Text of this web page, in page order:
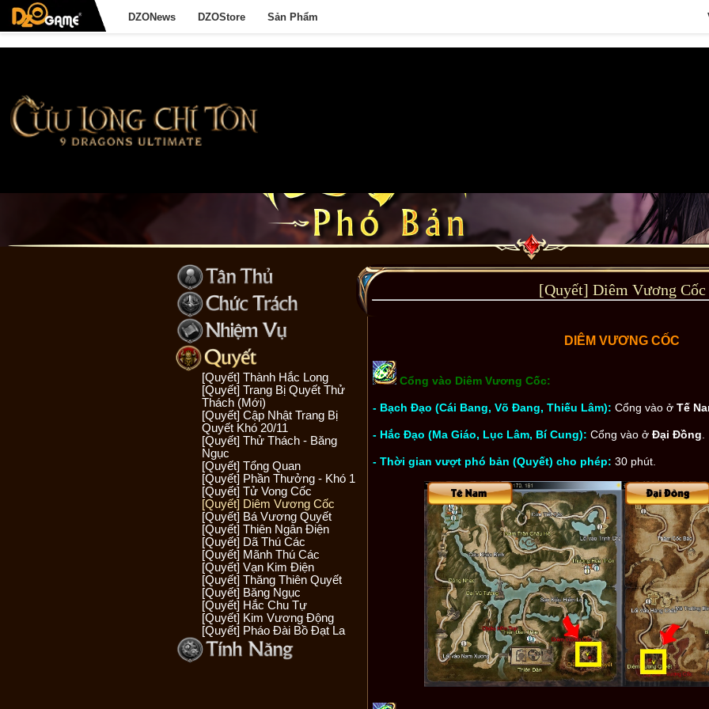
DZONews DZOStore Sản Phẩm
[Quyết] Thành Hắc Long
[Quyết] Trang Bị Quyết Thử
Thách (Mới)
[Quyết] Cập Nhật Trang Bị
Quyết Khó 20/11
[Quyết] Thử Thách - Băng
Ngục
[Quyết] Tổng Quan
[Quyết] Phần Thưởng - Khó 1
[Quyết] Tử Vong Cốc
[Quyết] Diêm Vương Cốc
[Quyết] Bá Vương Quyết
[Quyết] Thiên Ngân Điện
[Quyết] Dã Thú Các
[Quyết] Mãnh Thú Các
[Quyết] Vạn Kim Điện
[Quyết] Thăng Thiên Quyết
[Quyết] Băng Ngục
[Quyết] Hắc Chu Tự
[Quyết] Kim Vương Động
[Quyết] Pháo Đài Bồ Đạt La
[Quyết] Diêm Vương Cốc
DIÊM VƯƠNG CỐC
Cổng vào Diêm Vương Cốc:
- Bạch Đạo (Cái Bang, Võ Đang, Thiếu Lâm): Cổng vào ởTế
- Hắc Đạo (Ma Giáo, Lục Lâm, Bí Cung): Cổng vào ởĐại Đồng.
- Thời gian vượt phó bản (Quyết) cho phép: 30 phút.